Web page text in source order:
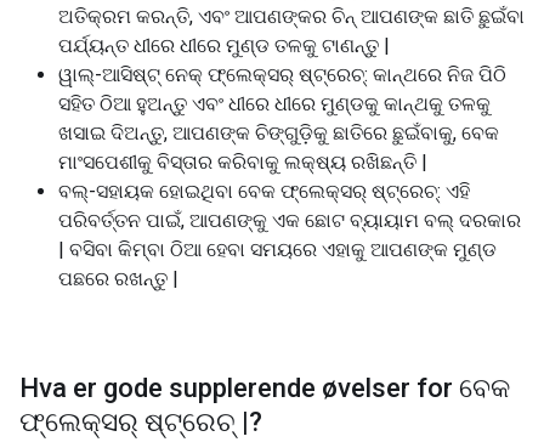
ଅତିକ୍ରମ କରନ୍ତି, ଏବଂ ଆପଣଙ୍କର ଚିନ୍ ଆପଣଙ୍କ ଛାତି ଛୁଇଁବା
ପର୍ଯ୍ୟନ୍ତ ଧୀରେ ଧୀରେ ମୁଣ୍ଡ ତଳକୁ ଟାଣନ୍ତୁ |
ୱାଲ୍-ଆସିଷ୍ଟ୍ ନେକ୍ ଫ୍ଲେକ୍ସର୍ ଷ୍ଟ୍ରେଚ୍: କାନ୍ଥରେ ନିଜ ପିଠି
ସହିତ ଠିଆ ହୁଅନ୍ତୁ ଏବଂ ଧୀରେ ଧୀରେ ମୁଣ୍ଡକୁ କାନ୍ଥକୁ ତଳକୁ
ଖସାଇ ଦିଅନ୍ତୁ, ଆପଣଙ୍କ ଚିଙ୍ଗୁଡ଼ିକୁ ଛାତିରେ ଛୁଇଁବାକୁ, ବେକ
ମାଂସପେଶୀକୁ ବିସ୍ତାର କରିବାକୁ ଲକ୍ଷ୍ୟ ରଖିଛନ୍ତି |
ବଲ୍-ସହାୟକ ହୋଇଥିବା ବେକ ଫ୍ଲେକ୍ସର୍ ଷ୍ଟ୍ରେଚ୍: ଏହି
ପରିବର୍ତ୍ତନ ପାଇଁ, ଆପଣଙ୍କୁ ଏକ ଛୋଟ ବ୍ୟାୟାମ ବଲ୍ ଦରକାର
| ବସିବା କିମ୍ବା ଠିଆ ହେବା ସମୟରେ ଏହାକୁ ଆପଣଙ୍କ ମୁଣ୍ଡ
ପଛରେ ରଖନ୍ତୁ |
Hva er gode supplerende øvelser for ବେକ
ଫ୍ଲେକ୍ସର୍ ଷ୍ଟ୍ରେଚ୍ |?